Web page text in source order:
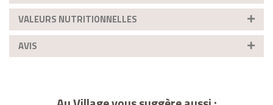
VALEURS NUTRITIONNELLES
AVIS